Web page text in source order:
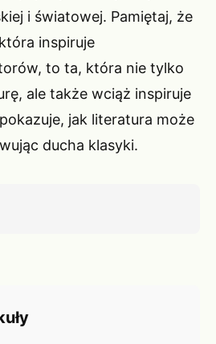
i światowej. Pamiętaj, że
inspiruje
to ta, która nie tylko
ale także wciąż inspiruje
jak literatura może
ducha klasyki.